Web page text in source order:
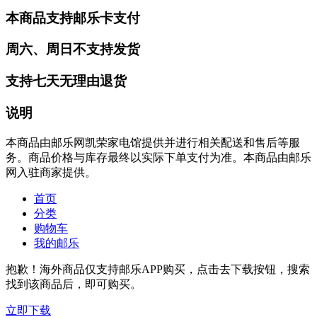
本商品支持邮乐卡支付
周六、周日不支持发货
支持七天无理由退货
说明
本商品由邮乐网凯荣家电馆提供并进行相关配送和售后等服
务。商品价格与库存最终以实际下单支付为准。本商品由邮乐
网入驻商家提供。
首页
分类
购物车
我的邮乐
抱歉！海外商品仅支持邮乐APP购买，点击去下载按钮，搜索
找到该商品后，即可购买。
立即下载